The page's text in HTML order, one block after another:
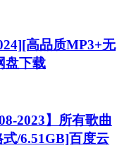
高品质MP3+无
盘下载
2023】所有歌曲
/6.51GB]百度云